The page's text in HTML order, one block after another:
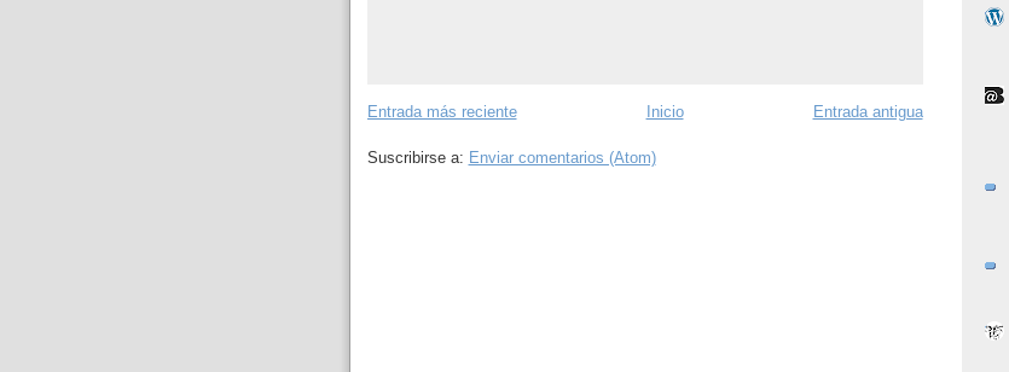
Entrada más reciente Entrada antigua
Inicio
Suscribirse a: Enviar comentarios (Atom)